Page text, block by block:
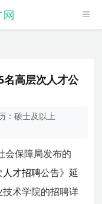
名高层次人才公
：硕士及以上
会保障局发布的
人才招聘公告》延
术学院的招聘详